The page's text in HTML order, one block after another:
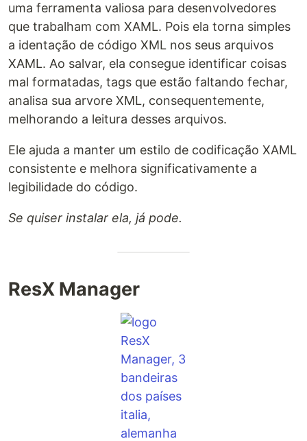
uma ferramenta valiosa para desenvolvedores
que trabalham com XAML. Pois ela torna simples
a identação de código XML nos seus arquivos
XAML. Ao salvar, ela consegue identificar coisas
mal formatadas, tags que estão faltando fechar,
analisa sua arvore XML, consequentemente,
melhorando a leitura desses arquivos.
Ele ajuda a manter um estilo de codificação XAML
consistente e melhora significativamente a
legibilidade do código.
Se quiser instalar ela, já pode.
ResX Manager